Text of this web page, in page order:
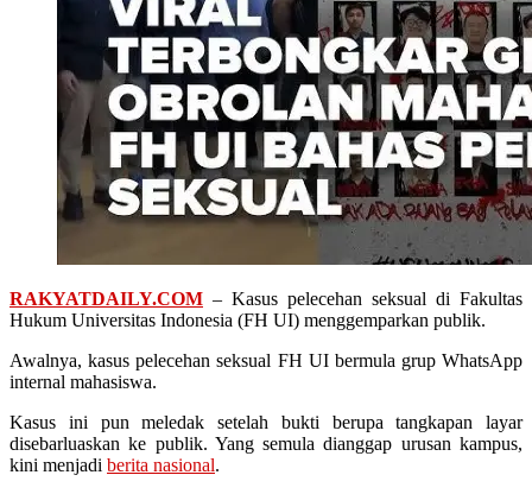
RAKYATDAILY.COM – Kasus pelecehan seksual di Fakultas
Hukum Universitas Indonesia (FH UI) menggemparkan publik.
Awalnya, kasus pelecehan seksual FH UI bermula grup WhatsApp
internal mahasiswa.
Kasus ini pun meledak setelah bukti berupa tangkapan layar
disebarluaskan ke publik. Yang semula dianggap urusan kampus,
kini menjadi berita nasional.